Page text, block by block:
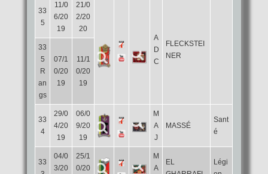
33
5
11/0
6/20
19
21/0
2/20
20
A
D
C
FLECKSTEI
NER
33
5
R
an
gs
07/1
0/20
19
11/1
0/20
19
33
4
29/0
4/20
19
06/0
9/20
19
M
A
J
MASSÉ
Sant
é
33
04/0
3/20
25/1
0/20
M
A
EL
Légi